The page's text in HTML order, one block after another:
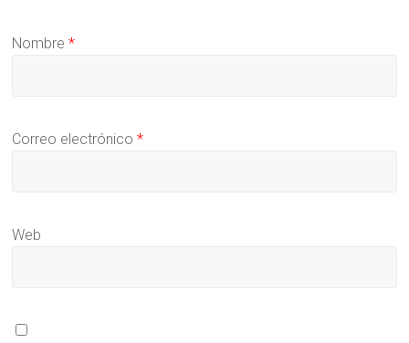
Nombre*
Correo electrónico*
Web